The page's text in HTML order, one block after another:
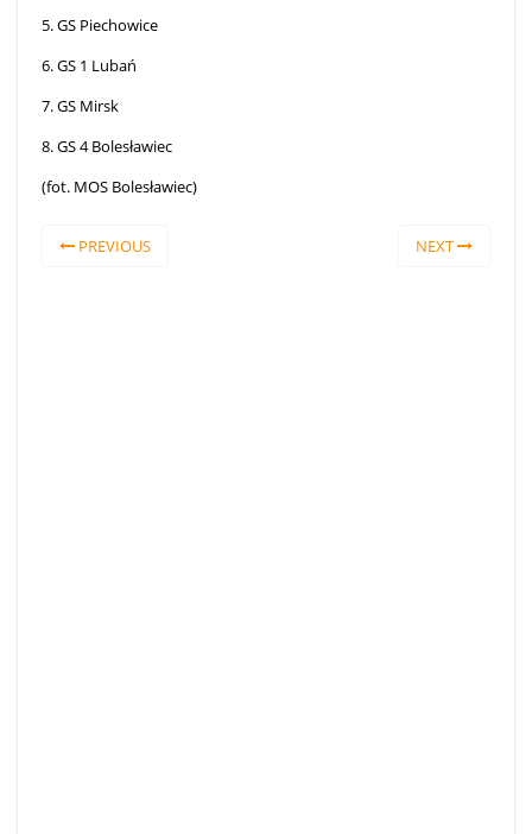
5. GS Piechowice
6. GS 1 Lubań
7. GS Mirsk
8. GS 4 Bolesławiec
(fot. MOS Bolesławiec)
PREVIOUS NEXT